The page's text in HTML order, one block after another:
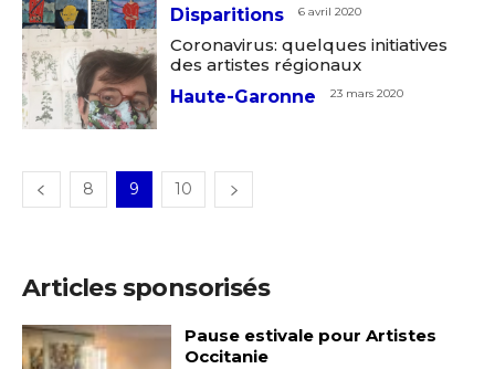
* Champ obligatoire
Statut / Organisation
J'accepte lestermes et conditions
* Champ obligatoire
Disparitions
6 avril 2020
Coronavirus: quelques initiatives
des artistes régionaux
Haute-Garonne
23 mars 2020
8 9 10
Articles sponsorisés
Pause estivale pour Artistes
Occitanie